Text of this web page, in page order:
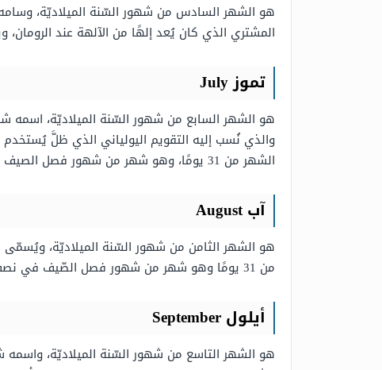
هو الشهر السادس من شهور السّنة الميلاديّة،
المشتري الذي كان يُعد إلهًا من الآلهة عند الرومان، ويتألف هذا الشهر من 30 يومًا، ويُعد هذا الشهر أول
تموز July
هو الشهر السابع من شهور السّنة الميلاديّة، اسمه
الشهر من 31 يومًا، وهو شهر من شهور فصل الصيف في نصف الكرة الأرضية الشّماليّ وشهر من شهور فصل الشّتاء في نصف الكرة الأرضيّة الجنوبي.
آب August
هو الشهر الثامن من شهور السّنة الميلاديّة،
من 31 يومًا وهو شهر من شهور فصل الصّيف في نصف الكرة الأرضية الشّمالي وشهر من شهور فصل الشّتاء في نصف الكرة الجنوبيّ.
أيلول September